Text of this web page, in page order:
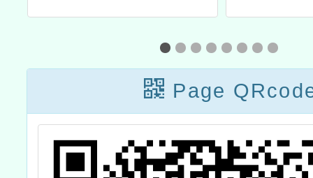
辦理113學年桃園
市學習路線教師研
習-「復興區東眼山
國家森林遊樂區」
課程
年度國
上實作
進階
Page